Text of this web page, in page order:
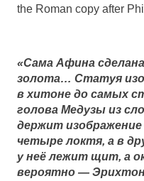
the Roman copy after
«Сама Афина
золота… Статуя
в хитоне до самых
голова Медузы из
держит
четыре локтя, а в
у неё лежит щит, а
вероятно —